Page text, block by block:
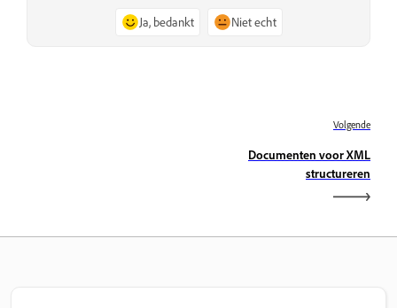
Ja, bedankt Niet echt
Volgende
Documenten voor XML
structureren